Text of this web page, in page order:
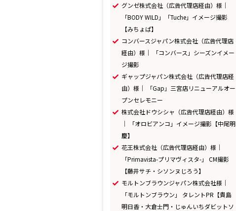
グンゼ株式会社（広告代理店経由）様｜
「BODY WILD」「Tuche」イメージ撮影
【みちょぱ】
コンバースジャパン株式会社（広告代理店
経由）様｜ 「コンバース」シーズンイメー
ジ撮影
ギャップジャパン株式会社（広告代理店経
由）様｜ 「Gap」三宮店リニューアルオー
プンセレモニー
株式会社ドウシシャ（広告代理店経由）様
｜ 「オロビアンコ」イメージ撮影【中尾明
慶】
花王株式会社（広告代理店経由）様｜
「Primavista-プリマヴィスタ-」 CM撮影
【藤井サチ・シソンヌじろう】
モルトンブラウンジャパン株式会社様｜
「モルトンブラウン」 タレントPR【貴島
明日香・大倉士門・じゅんいちダビットソ